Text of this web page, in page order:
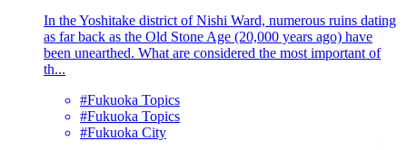
In the Yoshitake district of Nishi Ward, numerous ruins dating
as far back as the Old Stone Age (20,000 years ago) have
been unearthed. What are considered the most important of
th...
#Fukuoka Topics
#Fukuoka Topics
#Fukuoka City